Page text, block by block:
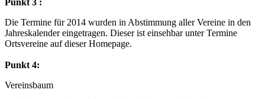
Die Termine für 2014 wurden in Abstimmung aller Vereine in den
Jahreskalender eingetragen. Dieser ist einsehbar unter Termine
Ortsvereine auf dieser Homepage.
Punkt 4:
Vereinsbaum